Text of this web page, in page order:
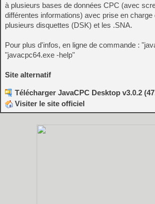
à plusieurs bases de données CPC (avec
différentes informations) avec prise en
plusieurs disquettes (DSK) et les .SNA.
Pour plus d'infos, en ligne de commande :
"javacpc64.exe -help"
Site alternatif
Télécharger JavaCPC Desktop v3.0.2
Visiter le site officiel